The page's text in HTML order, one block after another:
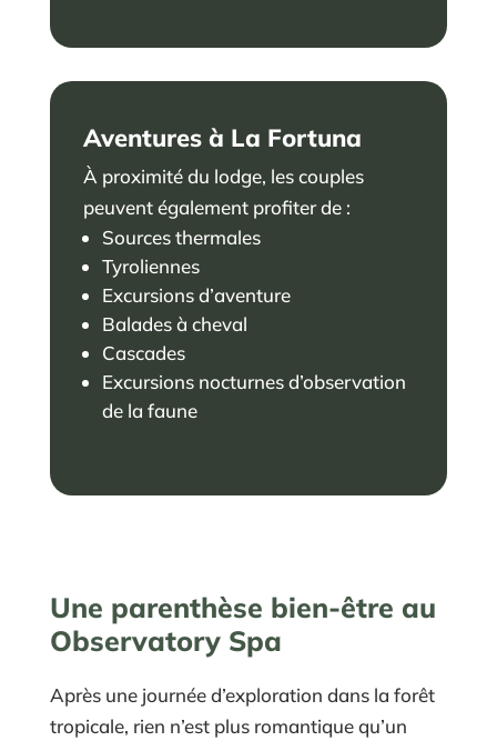
Aventures à La Fortuna
À proximité du lodge, les couples
peuvent également profiter de :
Sources thermales
Tyroliennes
Excursions d’aventure
Balades à cheval
Cascades
Excursions nocturnes d’observation
de la faune
Une parenthèse bien-être au
Observatory Spa
Après une journée d’exploration dans la forêt
tropicale, rien n’est plus romantique qu’un